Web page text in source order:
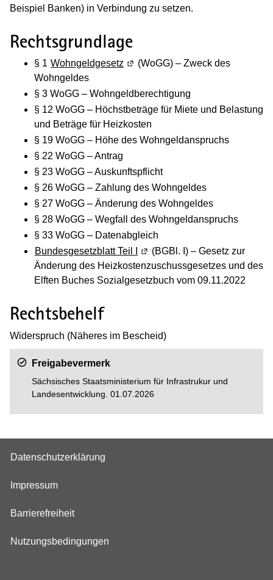
Beispiel Banken) in Verbindung zu setzen.
Rechtsgrundlage
§ 1 Wohngeldgesetz (Wird in einem neuen Fenster
(WoGG) – Zweck des
Wohngeldes
§ 3 WoGG – Wohngeldberechtigung
§ 12 WoGG – Höchstbeträge für Miete und Belastung
und Beträge für Heizkosten
§ 19 WoGG – Höhe des Wohngeldanspruchs
§ 22 WoGG – Antrag
§ 23 WoGG – Auskunftspflicht
§ 26 WoGG – Zahlung des Wohngeldes
§ 27 WoGG – Änderung des Wohngeldes
§ 28 WoGG – Wegfall des Wohngeldanspruchs
§ 33 WoGG – Datenabgleich
Bundesgesetzblatt Teil I
(Wird in einem neuen Fenster
(BGBl. I) – Gesetz zur
Änderung des Heizkostenzuschussgesetzes und des
Elften Buches Sozialgesetzbuch vom 09.11.2022
Rechtsbehelf
Widerspruch (Näheres im Bescheid)
Freigabevermerk
Sächsisches Staatsministerium für Infrastrukur und
Landesentwicklung. 01.07.2026
Datenschutzerklärung
Impressum
Barrierefreiheit
Nutzungsbedingungen